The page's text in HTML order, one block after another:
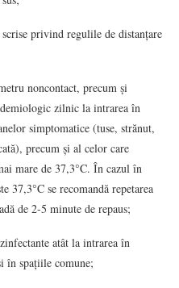
privind regulile de distanțare
noncontact, precum și
zilnic la intrarea în
simptomatice (tuse, strănut,
precum și al celor care
mare de 37,3°C. În cazul în
37,3°C se recomandă repetarea
de 2-5 minute de repaus;
atât la intrarea în
în spațiile comune;